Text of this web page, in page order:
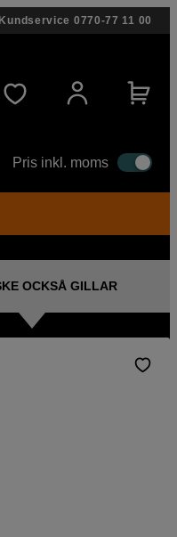
Kundservice 0770-77 11 00
Pris inkl. moms
OCKSÅ GILLAR